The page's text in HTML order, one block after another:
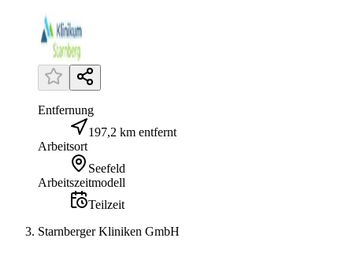
Entfernung
197,2 km entfernt
Arbeitsort
Seefeld
Arbeitszeitmodell
Teilzeit
Starnberger Kliniken GmbH